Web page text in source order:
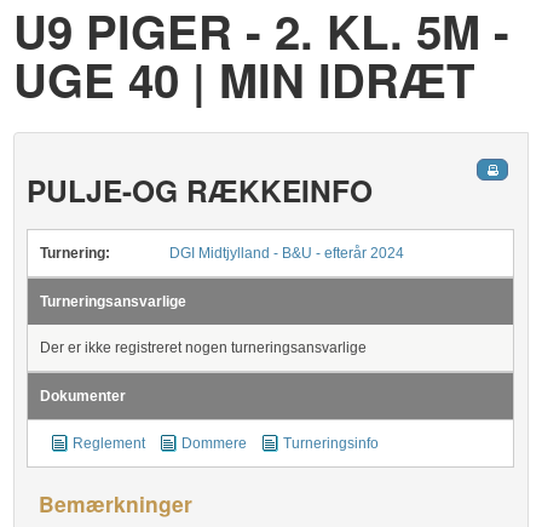
U9 PIGER - 2. KL. 5M -
UGE 40 | MIN IDRÆT
PULJE-OG RÆKKEINFO
Turnering: DGI Midtjylland - B&U - efterår 2024
Turneringsansvarlige
Der er ikke registreret nogen turneringsansvarlige
Dokumenter
Reglement Dommere Turneringsinfo
Bemærkninger